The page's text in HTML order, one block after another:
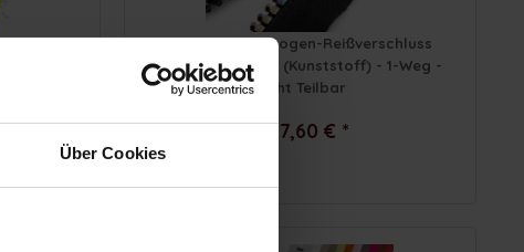
Über Cookies
6 mm - Regenbogen-Reißverschluss
Krampenschiene (Kunststoff) - 1-Weg -
Nicht Teilbar
ab 7,60 € *